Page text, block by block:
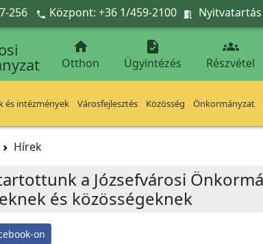
256  Központ: +36 1/459-2100  Nyitvatartás

Otthon

Ügyintézés

Részvétel
és intézmények Városfejlesztés Közösség Önkormányzat
Hírek
a Józsefvárosi
és közösségeknek
on